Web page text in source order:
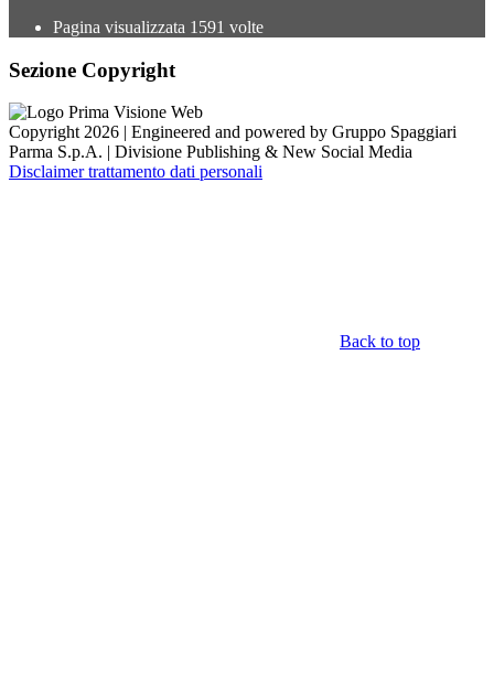
Pagina visualizzata 1591 volte
Sezione Copyright
Copyright 2026 | Engineered and powered by Gruppo Spaggiari
Parma S.p.A. | Divisione Publishing & New Social Media
Disclaimer trattamento dati personali
Back to top